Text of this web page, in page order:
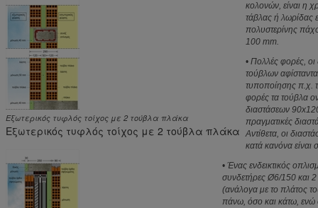
Εξωτερικός τυφλός τοίχος με 2 τούβλα πλάκα
Εξωτερικός τυφλός τοίχος με 2 τούβλα πλάκα
κολονών, είναι η
τάβλας ή λωρίδας
πολυστερίνης
100 mm.
• Πολλές φορές, οι
τούβλων
τυποποίησης π.χ.
φορές τα τούβλα
διαστάσεων
πραγματικές
Αντίθετα, οι
κατά κανόνα είναι
• Ένας ενδεικτικός
συνδετήρες Ø6/150 και
(ανάλογα με το πλάτος
πάνω, όσο και κάτω, ενώ